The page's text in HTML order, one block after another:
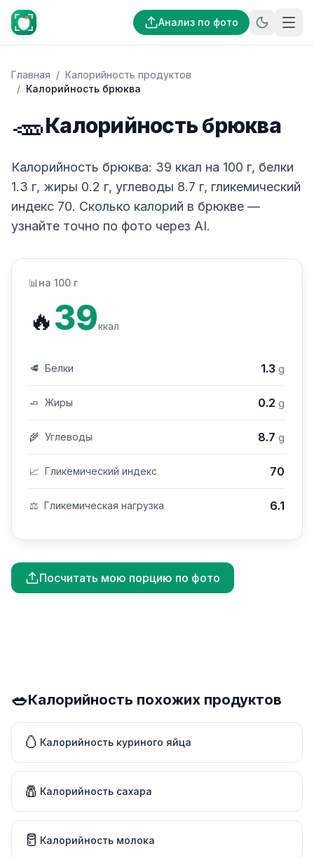
Анализ по фото
Главная / Калорийность продуктов
/ Калорийность брюква
🥕Калорийность брюква
Калорийность брюква: 39 ккал на 100 г, белки
1.3 г, жиры 0.2 г, углеводы 8.7 г, гликемический
индекс 70. Сколько калорий в брюкве —
узнайте точно по фото через AI.
📊 на 100 г
🔥39ккал
🥩 Белки 1.3 g
🧈 Жиры 0.2 g
🌾 Углеводы 8.7 g
📈 Гликемический индекс 70
⚖️ Гликемическая нагрузка 6.1
Посчитать мою порцию по фото
🥗Калорийность похожих продуктов
🥚 Калорийность куриного яйца
🧂 Калорийность сахара
🥛 Калорийность молока